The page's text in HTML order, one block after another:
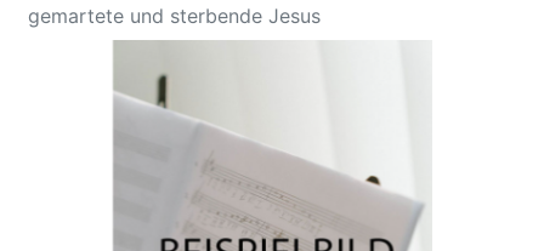
gemartete und sterbende Jesus